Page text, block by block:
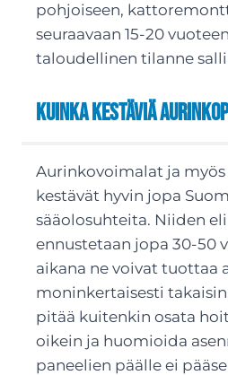
pohjoiseen,
seuraavaan 15-20
taloudellinen tilanne
Kuinka kestäviä
Aurinkovoimalat ja
kestävät hyvin jopa
sääolosuhteita. Niiden
ennustetaan jopa 30-50
aikana ne voivat tuottaa
moninkertaisesti
pitää kuitenkin osata
oikein ja huomioida
paneelien päälle ei